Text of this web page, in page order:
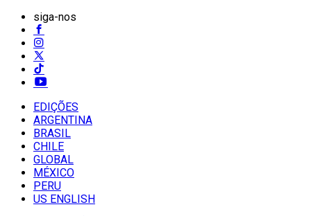
siga-nos
EDIÇÕES
ARGENTINA
BRASIL
CHILE
GLOBAL
MÉXICO
PERU
US ENGLISH